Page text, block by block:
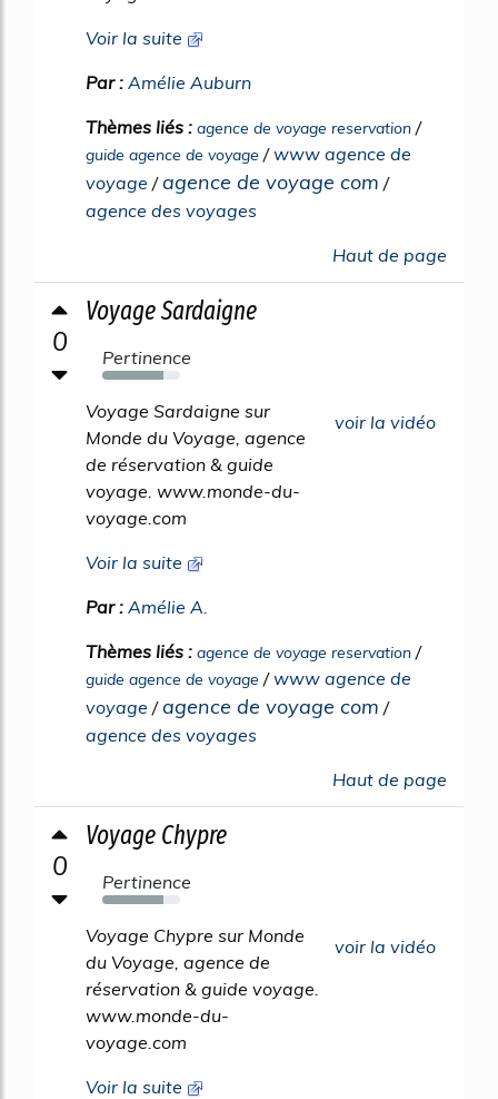
Voir la suite
Par : Amélie Auburn
Thèmes liés : agence de voyage reservation /
guide agence de voyage /www agence de
voyage /agence de voyage com /
agence des voyages
Haut de page
0
Voyage Sardaigne
Pertinence
78%
voir la vidéo
Voyage Sardaigne sur
Monde du Voyage, agence
de réservation & guide
voyage. www.monde-du-
voyage.com
Voir la suite
Par : Amélie A.
Thèmes liés : agence de voyage reservation /
guide agence de voyage /www agence de
voyage /agence de voyage com /
agence des voyages
Haut de page
0
Voyage Chypre
Pertinence
78%
voir la vidéo
Voyage Chypre sur Monde
du Voyage, agence de
réservation & guide voyage.
www.monde-du-
voyage.com
Voir la suite